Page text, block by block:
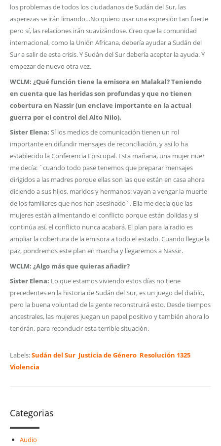
los problemas de todos los ciudadanos de Sudán del Sur, las
asperezas se irán limando…No quiero usar una expresión tan fuerte
pero sí, las relaciones irán suavizándose. Creo que la comunidad
internacional, como la Unión Africana, debería ayudar a Sudán del
Sur a salir de esta crisis. Y Sudán del Sur debería aceptar la ayuda. Y
empezar de nuevo otra vez.
WCLM: ¿Qué función tiene la emisora en Malakal? Teniendo
en cuenta que las heridas son profundas y que no tienen
cobertura en Nassir (un enclave importante en la actual
guerra por el control del Alto Nilo).
Sister Elena: Sí los medios de comunicación tienen un rol
importante en difundir mensajes de reconciliación, y así lo ha
establecido la Conferencia Episcopal. Esta mañana, una mujer nuer
me decía: ´cuando todo pase tenemos que preparar mensajes
dirigidos a las madres porque ellas son las que están en casa ahora
diciendo a sus hijos, maridos y hermanos: vayan a vengar la muerte
de los familiares que nos han asesinado´. Ella me decía que las
mujeres están alimentando el conflicto porque están dolidas y si
continúa así, el conflicto nunca acabará. El plan para la radio es
ampliar la cobertura de la emisora a todo el estado. Cuando llegue la
paz, pondremos este plan en marcha y llegaremos a Nassir.
WCLM: ¿Algo más que quieras añadir?
Sister Elena: Lo que estamos viviendo estos días no tiene
precedentes en la historia de Sudán del Sur, es un juego del diablo,
pero la buena voluntad de la gente reconstruirá esto. Desde tiempos
ancestrales, las mujeres juegan un papel positivo y también ahora lo
tendrán, para reconducir esta terrible situación.
Labels:Sudán del Sur Justicia de Género Resolución 1325
Violencia
Categorias
Audio